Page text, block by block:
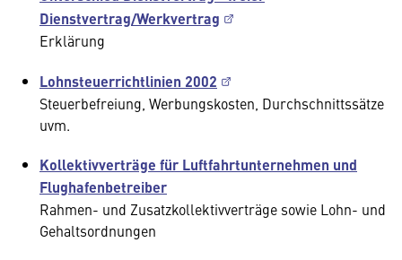
Dienstvertrag/Werkvertrag
Erklärung
Lohnsteuerrichtlinien 2002
Steuerbefreiung, Werbungskosten, Durchschnittssätze
uvm.
Kollektivverträge für Luftfahrtunternehmen und
Flughafenbetreiber
Rahmen- und Zusatzkollektivverträge sowie Lohn- und
Gehaltsordnungen